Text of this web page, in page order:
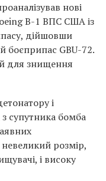
нові
B-1 ВПС США із
дійшовши
боєприпас GBU-72.
для знищення
і
супутника бомба
розмір,
і високу